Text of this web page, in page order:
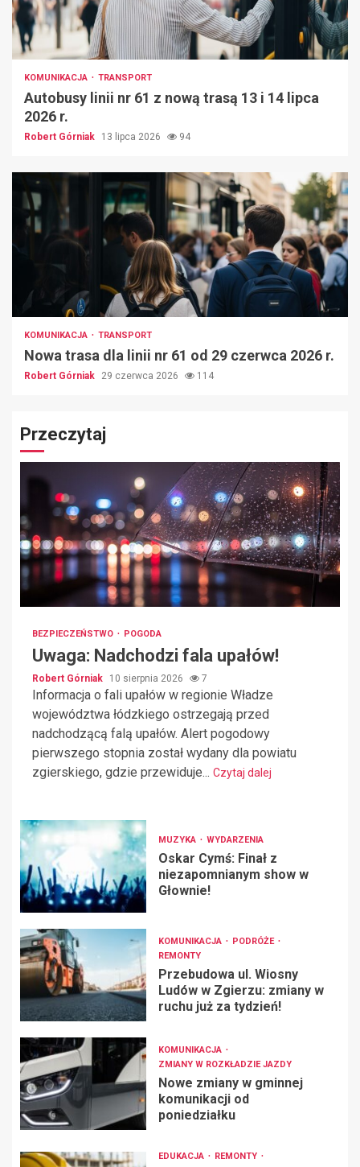
KOMUNIKACJA TRANSPORT
Autobusy linii nr 61 z nową trasą 13 i 14 lipca
2026 r.
Robert Górniak 13 lipca 2026 94
KOMUNIKACJA TRANSPORT
Nowa trasa dla linii nr 61 od 29 czerwca 2026 r.
Robert Górniak 29 czerwca 2026 114
Przeczytaj
BEZPIECZEŃSTWO POGODA
Uwaga: Nadchodzi fala upałów!
Robert Górniak 10 sierpnia 2026 7
Informacja o fali upałów w regionie Władze
województwa łódzkiego ostrzegają przed
nadchodzącą falą upałów. Alert pogodowy
pierwszego stopnia został wydany dla powiatu
zgierskiego, gdzie przewiduje... Czytaj dalej
MUZYKA WYDARZENIA
Oskar Cymś: Finał z
niezapomnianym show w
Głownie!
KOMUNIKACJA
PODRÓŻE
REMONTY
Przebudowa ul. Wiosny
Ludów w Zgierzu: zmiany w
ruchu już za tydzień!
KOMUNIKACJA
ZMIANY W ROZKŁADZIE JAZDY
Nowe zmiany w gminnej
komunikacji od
poniedziałku
EDUKACJA
REMONTY